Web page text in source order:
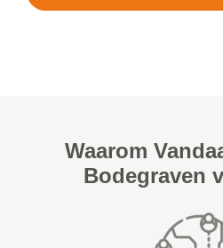
Waarom
Bodegraven